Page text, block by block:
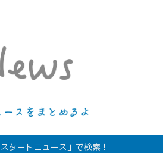
タートニュース」で検索！